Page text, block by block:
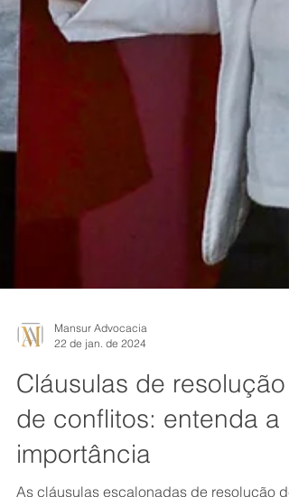
Mansur Advocacia
22 de jan. de 2024
Cláusulas de resolução